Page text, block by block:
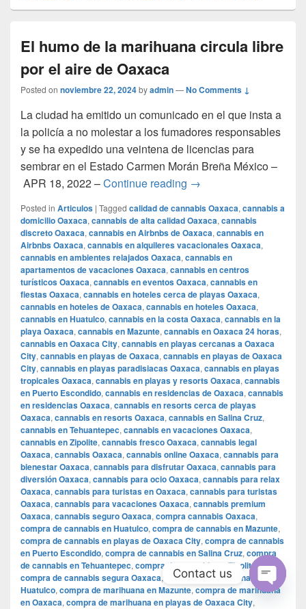
El humo de la marihuana circula libre
por el aire de Oaxaca
Posted on noviembre 22, 2024byadmin—No Comments ↓
La ciudad ha emitido un comunicado en el que insta a
la policía a no molestar a los fumadores responsables
y se ha expedido una veintena de licencias para
sembrar en el Estado Carmen Morán Breña México –
APR 18, 2022 –Continue reading El humo de la
→
Posted in Articulos | Tagged calidad de cannabis Oaxaca, cannabis a
domicilio Oaxaca, cannabis de alta calidad Oaxaca, cannabis
discreto Oaxaca, cannabis en Airbnbs de Oaxaca, cannabis en
Airbnbs Oaxaca, cannabis en alquileres vacacionales Oaxaca,
cannabis en ambientes relajados Oaxaca, cannabis en
apartamentos de vacaciones Oaxaca, cannabis en centros
turísticos Oaxaca, cannabis en eventos Oaxaca, cannabis en
fiestas Oaxaca, cannabis en hoteles cerca de playas Oaxaca,
cannabis en hoteles de Oaxaca, cannabis en hoteles Oaxaca,
cannabis en Huatulco, cannabis en la costa Oaxaca, cannabis en la
playa Oaxaca, cannabis en Mazunte, cannabis en Oaxaca 24 horas,
cannabis en Oaxaca City, cannabis en playas cercanas a Oaxaca
City, cannabis en playas de Oaxaca, cannabis en playas de Oaxaca
City, cannabis en playas paradisiacas Oaxaca, cannabis en playas
tropicales Oaxaca, cannabis en playas y resorts Oaxaca, cannabis
en Puerto Escondido, cannabis en residencias de Oaxaca, cannabis
en residencias Oaxaca, cannabis en resorts cerca de playas
Oaxaca, cannabis en resorts Oaxaca, cannabis en Salina Cruz,
cannabis en Tehuantepec, cannabis en vacaciones Oaxaca,
cannabis en Zipolite, cannabis fresco Oaxaca, cannabis legal
Oaxaca, cannabis Oaxaca, cannabis online Oaxaca, cannabis para
bienestar Oaxaca, cannabis para disfrutar Oaxaca, cannabis para
diversión Oaxaca, cannabis para ocio Oaxaca, cannabis para relax
Oaxaca, cannabis para turistas en Oaxaca, cannabis para turistas
Oaxaca, cannabis para vacaciones Oaxaca, cannabis premium
Oaxaca, cannabis seguro Oaxaca, compra cannabis Oaxaca,
compra de cannabis en Huatulco, compra de cannabis en Mazunte,
compra de cannabis en playas de Oaxaca City, compra de cannabis
en Puerto Escondido, compra de cannabis en Salina Cruz, compra
de cannabis en Tehuantepec, compra de cannabis en Zipolite ,
compra de cannabis segura Oaxaca,
compra de marihuana en
Huatulco, compra de marihuana en Mazunte, compra de marihuana
en Oaxaca, compra de marihuana en playas de Oaxaca City,
Contact us